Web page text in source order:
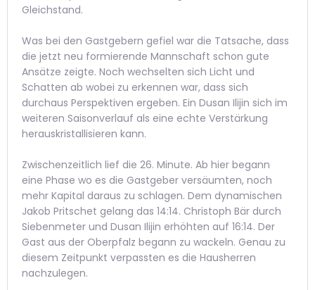
Gleichstand.
Was bei den Gastgebern gefiel war die Tatsache, dass
die jetzt neu formierende Mannschaft schon gute
Ansätze zeigte. Noch wechselten sich Licht und
Schatten ab wobei zu erkennen war, dass sich
durchaus Perspektiven ergeben. Ein Dusan Ilijin sich im
weiteren Saisonverlauf als eine echte Verstärkung
herauskristallisieren kann.
Zwischenzeitlich lief die 26. Minute. Ab hier begann
eine Phase wo es die Gastgeber versäumten, noch
mehr Kapital daraus zu schlagen. Dem dynamischen
Jakob Pritschet gelang das 14:14. Christoph Bär durch
Siebenmeter und Dusan Ilijin erhöhten auf 16:14. Der
Gast aus der Oberpfalz begann zu wackeln. Genau zu
diesem Zeitpunkt verpassten es die Hausherren
nachzulegen.